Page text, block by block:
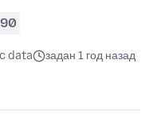
data
задан 1 год назад